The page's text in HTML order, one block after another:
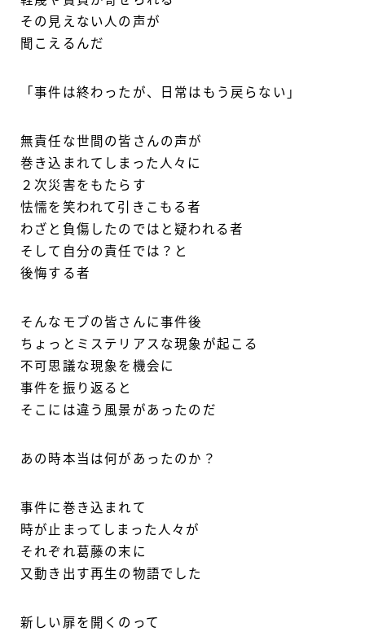
その見えない人の声が
聞こえるんだ
「事件は終わったが、日常はもう戻らない」
無責任な世間の皆さんの声が
巻き込まれてしまった人々に
２次災害をもたらす
怯懦を笑われて引きこもる者
わざと負傷したのではと疑われる者
そして自分の責任では？と
後悔する者
そんなモブの皆さんに事件後
ちょっとミステリアスな現象が起こる
不可思議な現象を機会に
事件を振り返ると
そこには違う風景があったのだ
あの時本当は何があったのか？
事件に巻き込まれて
時が止まってしまった人々が
それぞれ葛藤の末に
又動き出す再生の物語でした
新しい扉を開くのって